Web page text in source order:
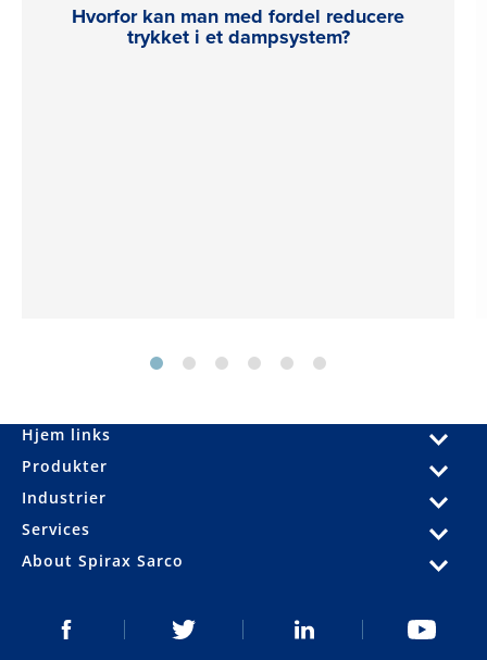
Hvorfor kan man med fordel reducere
trykket i et dampsystem?
Hjem links
Produkter
Industrier
Services
About Spirax Sarco